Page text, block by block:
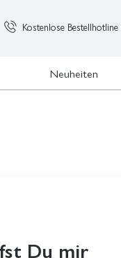
Kostenlose Bestellhotline
Neuheiten
Du mir